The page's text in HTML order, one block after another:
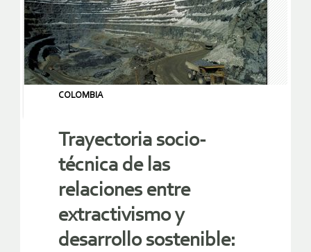
COLOMBIA
Trayectoria socio-
técnica de las
relaciones entre
extractivismo y
desarrollo sostenible: